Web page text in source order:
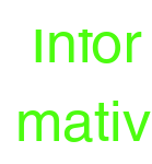
Infor
mativ